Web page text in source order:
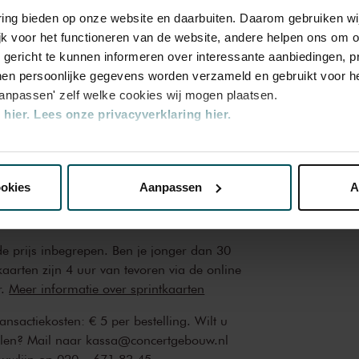
bieden op onze website en daarbuiten. Daarom gebruiken
voor het functioneren van de website, andere helpen ons om
te kunnen informeren over interessante aanbiedingen,
persoonlijke gegevens worden verzameld en gebruikt voor
zelf welke cookies wij mogen plaatsen.
hier. Lees onze privacyverklaring hier.
website kunt u uw toestemming op elk moment wijzigen of
die uw gegevens kunnen ontvangen en verwerken.
Aanpassen
prijs inbegrepen. Ben je jonger dan 30
zijn 4 uur van tevoren via de online
Meer informatie over sprintkaarten
€ 5 per bestelling. Wilt u
Mail naar kassa@concertgebouw.nl